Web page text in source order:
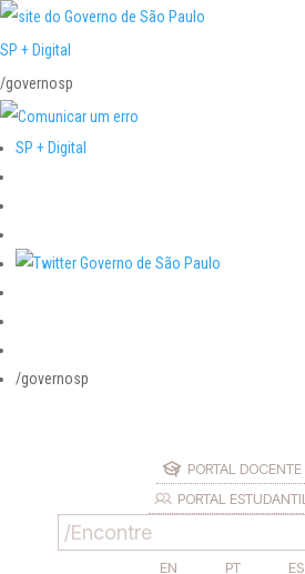
SP + Digital
/governosp
SP + Digital
/governosp
PORTAL DOCENTE
PORTAL ESTUDANTIL
EN PT ES